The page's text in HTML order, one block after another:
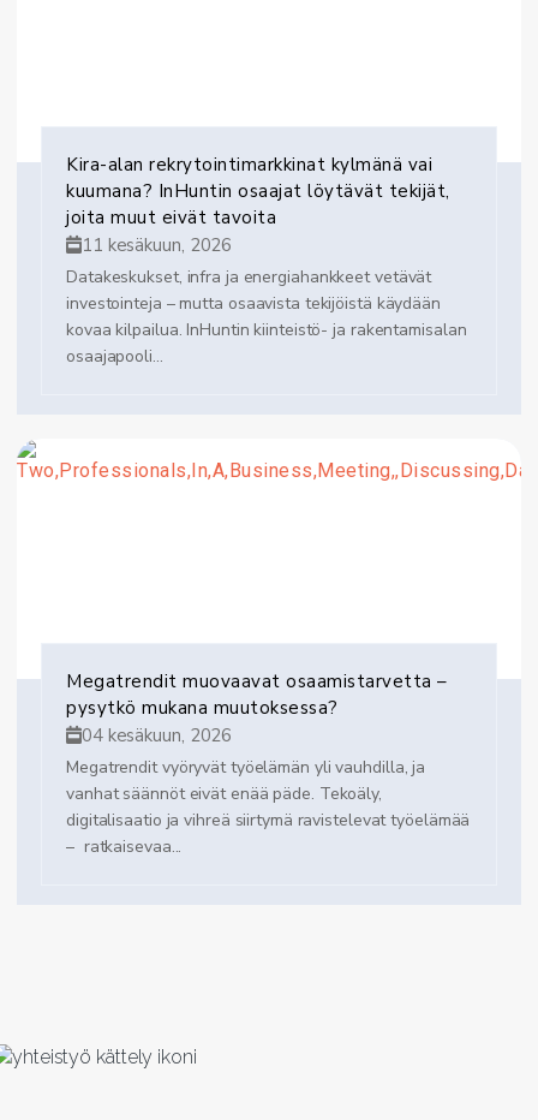
Kira-alan rekrytointimarkkinat kylmänä vai
kuumana? InHuntin osaajat löytävät tekijät,
joita muut eivät tavoita
11 kesäkuun, 2026
Datakeskukset, infra ja energiahankkeet vetävät
investointeja – mutta osaavista tekijöistä käydään
kovaa kilpailua. InHuntin kiinteistö- ja rakentamisalan
osaajapooli...
Megatrendit muovaavat osaamistarvetta –
pysytkö mukana muutoksessa?
04 kesäkuun, 2026
Megatrendit vyöryvät työelämän yli vauhdilla, ja
vanhat säännöt eivät enää päde. Tekoäly,
digitalisaatio ja vihreä siirtymä ravistelevat työelämää
– ratkaisevaa...